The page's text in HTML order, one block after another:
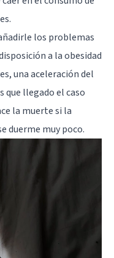
los problemas
a la obesidad
una aceleración del
llegado el caso
la muerte si la
duerme muy poco.